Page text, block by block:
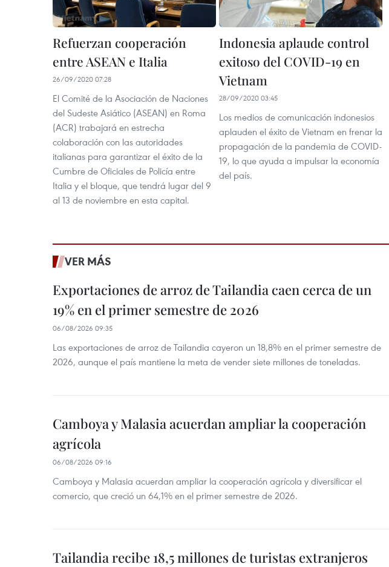
Refuerzan cooperación
entre ASEAN e Italia
26/09/2020 07:28
El Comité de la Asociación de Naciones
del Sudeste Asiático (ASEAN) en Roma
(ACR) trabajará en estrecha
colaboración con las autoridades
italianas para garantizar el éxito de la
Cumbre de Oficiales de Policía entre
Italia y el bloque, que tendrá lugar del 9
al 13 de noviembre en esta capital.
Indonesia aplaude control
exitoso del COVID-19 en
Vietnam
28/09/2020 03:45
Los medios de comunicación indonesios
aplauden el éxito de Vietnam en frenar la
propagación de la pandemia de COVID-
19, lo que ayuda a impulsar la economía
del país.
VER MÁS
Exportaciones de arroz de Tailandia caen cerca de un
19% en el primer semestre de 2026
06/08/2026 09:35
Las exportaciones de arroz de Tailandia cayeron un 18,8% en el primer semestre de
2026, aunque el país mantiene la meta de vender siete millones de toneladas.
Camboya y Malasia acuerdan ampliar la cooperación
agrícola
06/08/2026 09:16
Camboya y Malasia acuerdan ampliar la cooperación agrícola y diversificar el
comercio, que creció un 64,1% en el primer semestre de 2026.
Tailandia recibe 18,5 millones de turistas extranjeros